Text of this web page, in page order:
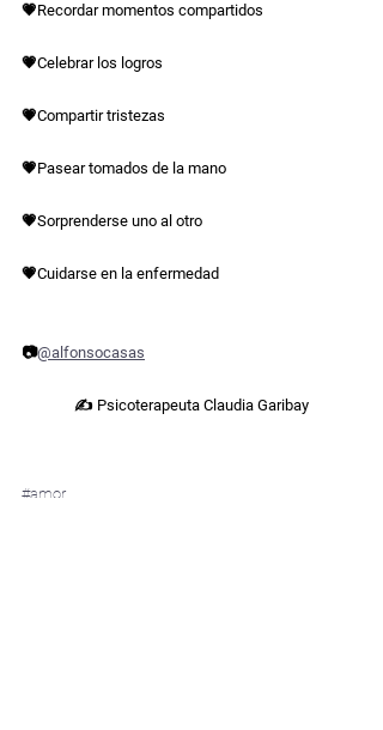
💗Recordar momentos compartidos
💗Celebrar los logros
💗Compartir tristezas
💗Pasear tomados de la mano
💗Sorprenderse uno al otro
💗Cuidarse en la enfermedad
📷@alfonsocasas
✍ Psicoterapeuta Claudia Garibay
#amor